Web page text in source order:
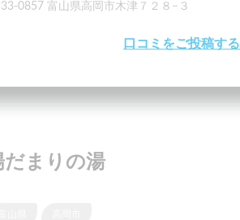
0857 富山県高岡市木津７２８−３
口コミをご投稿する
だまりの湯